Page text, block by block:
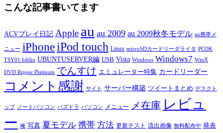
こんな記事書いてます
ACVプレイ日記 Apple au au 2009 au 2009秋冬モデル au携帯メ
ニュー iPhoneiPod touch Linux microSDカードリーダライタ PCOK
TSY01 biblio UBUNTUSERVER編 USB Vista Windows Windows7 WinX
DVD Ripper Platinum でんすけ エミュレーター特集 カードリーダー
コメント感謝 サイト サーバー構築 ツイートまとめ デスクト
ップ ノートパソコン パズドラ パソコン メニュー メ在庫 レビュ
ー 俺 写真 夏モデル 携帯 方法 更新テスト 流出画像 無料配布中 発表